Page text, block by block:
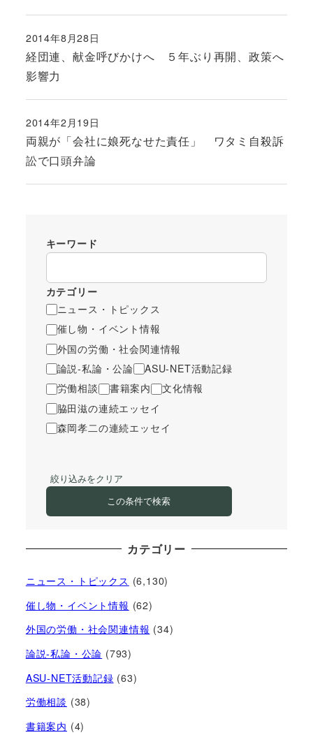
経団連、献金呼びかけへ ５年ぶり再開、政策へ
影響力
投稿日
2014年8月28日
両親が「会社に娘死なせた責任」 ワタミ自殺訴
訟で口頭弁論
投稿日
2014年2月19日
キーワード
カテゴリー
ニュース・トピックス
催し物・イベント情報
外国の労働・社会関連情報
論説-私論・公論
ASU-NET活動記録
労働相談
書籍案内
文化情報
脇田滋の連続エッセイ
森岡孝二の連続エッセイ
絞り込みをクリア
この条件で検索
カテゴリー
ニュース・トピックス (6,130)
催し物・イベント情報 (62)
外国の労働・社会関連情報 (34)
論説-私論・公論 (793)
ASU-NET活動記録 (63)
労働相談 (38)
書籍案内 (4)